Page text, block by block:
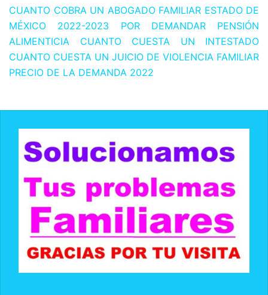
CUANTO COBRA UN ABOGADO FAMILIAR ESTADO DE
MÉXICO 2022-2023 POR DEMANDAR PENSIÓN
ALIMENTICIA CUANTO CUESTA UN INTESTADO
CUANTO CUESTA UN JUICIO DE VIOLENCIA FAMILIAR
PRECIO DE LA DEMANDA 2022